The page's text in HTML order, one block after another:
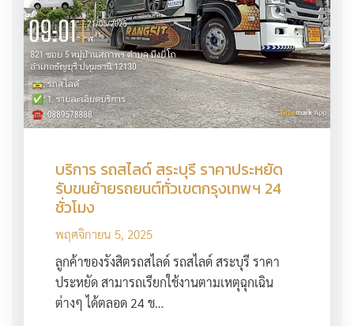
บริการ รถสไลด์ สระบุรี ราคาประหยัด
รับขนย้ายรถยนต์ทั่วเขตกรุงเทพฯ 24
ชั่วโมง
พฤศจิกายน 5, 2025
ลูกค้าของรังสิตรถสไลด์ รถสไลด์ สระบุรี ราคา
ประหยัด สามารถเรียกใช้งานตามเหตุฉุกเฉิน
ต่างๆ ได้ตลอด 24 ช…